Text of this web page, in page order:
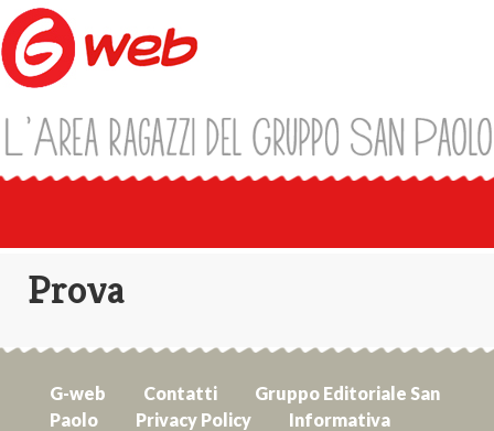
Prova
G-web Contatti
Gruppo Editoriale San
Paolo
Privacy Policy
Informativa